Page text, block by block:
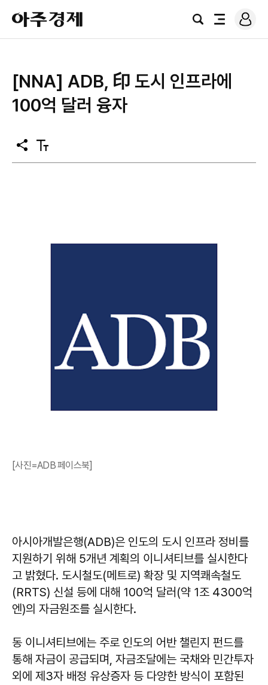
아
주
경
검
전
로
그
[NNA] ADB, 印 도시 인프라에
100억 달러 융자
공
유
텍
스
[사진=ADB 페이스북]
아시아개발은행(ADB)은 인도의 도시 인프라 정비를
지원하기 위해 5개년 계획의 이니셔티브를 실시한다
고 밝혔다. 도시철도(메트로) 확장 및 지역쾌속철도
(RRTS) 신설 등에 대해 100억 달러(약 1조 4300억
엔)의 자금원조를 실시한다.
동 이니셔티브에는 주로 인도의 어반 챌린지 펀드를
통해 자금이 공급되며, 자금조달에는 국채와 민간투자
외에 제3자 배정 유상증자 등 다양한 방식이 포함된